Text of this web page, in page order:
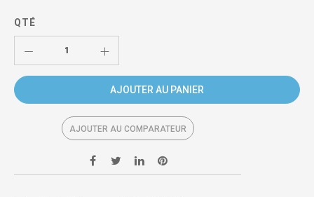
QTÉ
AJOUTER AU PANIER
AJOUTER AU COMPARATEUR